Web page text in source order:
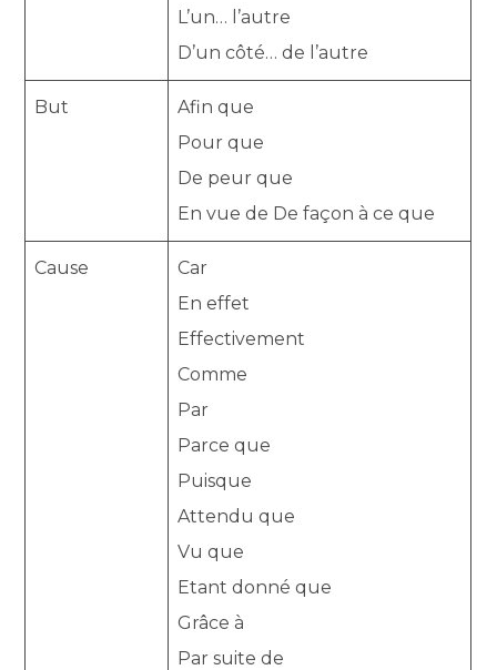
L’un… l’autre
D’un côté… de l’autre
But
Afin que
Pour que
De peur que
En vue de De façon à ce que
Cause
Car
En effet
Effectivement
Comme
Par
Parce que
Puisque
Attendu que
Vu que
Etant donné que
Grâce à
Par suite de